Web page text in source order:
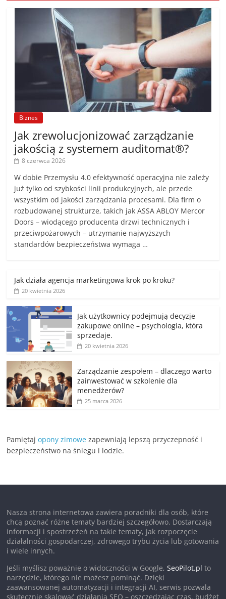
Biznes
Jak zrewolucjonizować zarządzanie
jakością z systemem auditomat®?
8 czerwca 2026
W dobie Przemysłu 4.0 efektywność operacyjna nie zależy
już tylko od szybkości linii produkcyjnych, ale przede
wszystkim od jakości zarządzania procesami. Dla firm o
rozbudowanej strukturze, takich jak ASSA ABLOY Mercor
Doors – wiodącego producenta drzwi technicznych i
przeciwpożarowych – utrzymanie najwyższych
standardów bezpieczeństwa wymaga …
Jak działa agencja marketingowa krok po kroku?
20 kwietnia 2026
Jak użytkownicy podejmują decyzje
zakupowe online – psychologia, która
sprzedaje.
20 kwietnia 2026
Zarządzanie zespołem – dlaczego warto
zainwestować w szkolenie dla
menedżerów?
25 marca 2026
Pamiętajopony zimowe zapewniają lepszą przyczepność i
bezpieczeństwo na śniegu i lodzie.
Nasza strona internetowa zawiera poradniki dla osób, które
chcą poznać różne tematy bardziej szczegółowo. Dostarczają
informacji i spostrzeżeń na takie tematy, jak rozpoczęcie
działalności gospodarczej, zdrowego trybu życia lub gotowania
i wiele innych.
Jeśli myślisz poważnie o widoczności w Google,SeoPilot.pl to
narzędzie, którego nie możesz pominąć. Dzięki
zaawansowanej automatyzacji i integracji AI, serwis pozwala
skutecznie skalować działania SEO – oszczędzając czas, budżet